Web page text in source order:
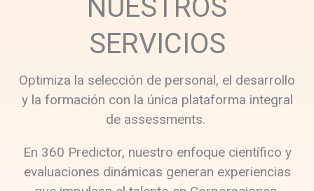
NUESTROS
SERVICIOS
Optimiza la selección de personal, el desarrollo
y la formación con la única plataforma integral
de assessments.
En 360 Predictor, nuestro enfoque científico y
evaluaciones dinámicas generan experiencias